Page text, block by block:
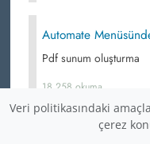
Automate
Pdf sunum oluşturma
18,258 okuma,
Veri politikasındaki
çerez